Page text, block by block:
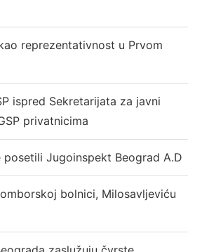
reprezentativnost u Prvom
ispred Sekretarijata za javni
privatnicima
posetili Jugoinspekt Beograd A.D
bolnici, Milosavljeviću